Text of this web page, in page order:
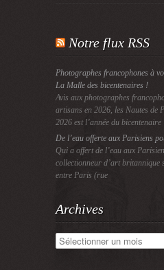
Notre flux RSS
Photographes francophones à
La Malle des bicentenaires !
Avis aux photographes
artisans en 2026, les Nautes de
2026 est l’année du bicentenaire
De l’eau offerte aux Parisiens
Qui a offert de l’eau aux
collectionneur d’art britannique
entre Paris (rue
Archives
Archives